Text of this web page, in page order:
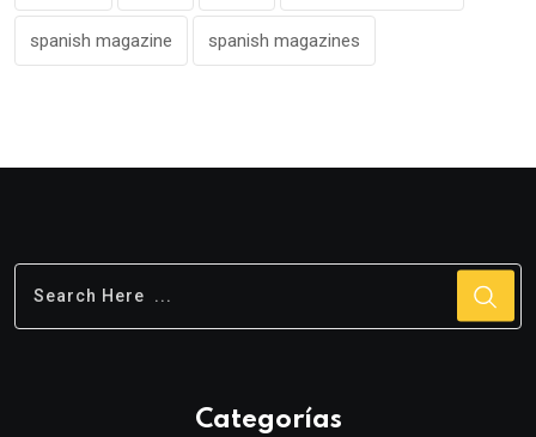
spanish magazine spanish magazines
Categorías